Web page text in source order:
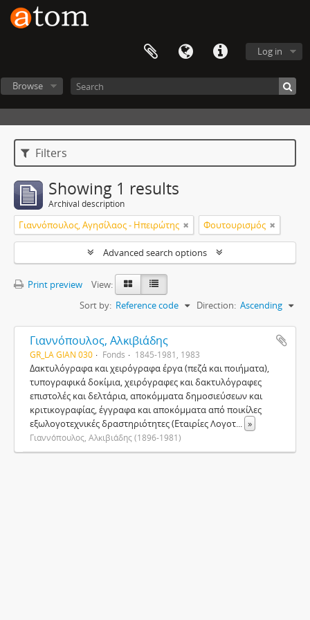
Log in
Browse
Filters
Showing 1 results
Archival description
Γιαννόπουλος, Αγησίλαος - Ηπειρώτης Φουτουρισμός
Advanced search options
Print preview
View:
Sort by: Reference code Direction: Ascending
Γιαννόπουλος, Αλκιβιάδης
GR_LA GIAN 030 Fonds 1845-1981, 1983
Δακτυλόγραφα και χειρόγραφα έργα (πεζά και ποιήματα),
τυπογραφικά δοκίμια, χειρόγραφες και δακτυλόγραφες
επιστολές και δελτάρια, αποκόμματα δημοσιεύσεων και
κριτικογραφίας, έγγραφα και αποκόμματα από ποικίλες
εξωλογοτεχνικές δραστηριότητες (Εταιρίες Λογοτ... »
Γιαννόπουλος, Αλκιβιάδης (1896-1981)